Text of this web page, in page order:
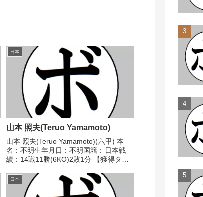
日本
山本 照夫(Teruo Yamamoto)
山本 照夫(Teruo Yamamoto)(六甲) 本
名：不明生年月日：不明国籍：日本戦
績：14戦11勝(6KO)2敗1分 【獲得タイ
判定 (採点不明) 菊田 光(オー
ル)1954/04/19...
日本